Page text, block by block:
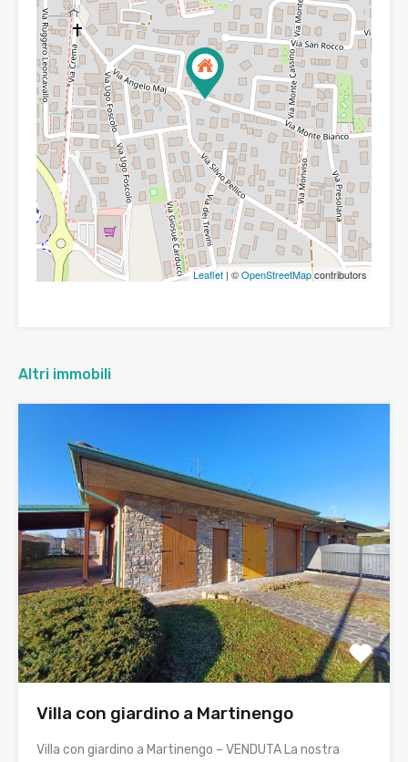
Leaflet | ©OpenStreetMapcontributors
Altri immobili
Villa con giardino a Martinengo
Villa con giardino a Martinengo – VENDUTA La nostra